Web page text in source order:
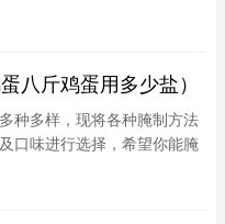
八斤鸡蛋用多少盐）
种多样，现将各种腌制方法
口味进行选择，希望你能腌
，记得，水要放凉，不然